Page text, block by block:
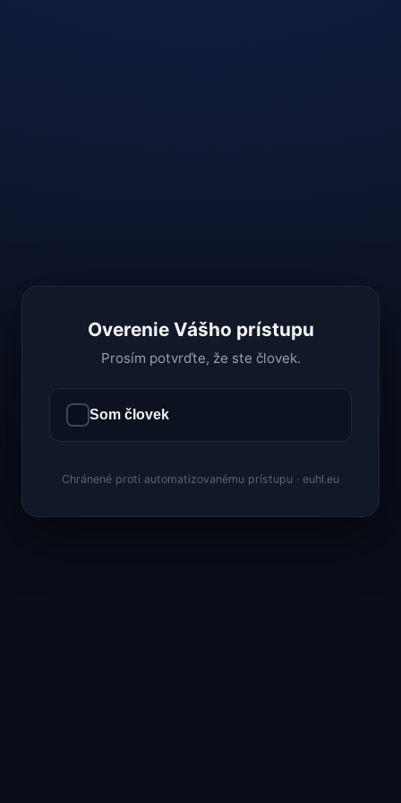
Overenie Vášho prístupu
Prosím potvrďte, že ste človek.
Som človek
Chránené proti automatizovanému prístupu · euhl.eu